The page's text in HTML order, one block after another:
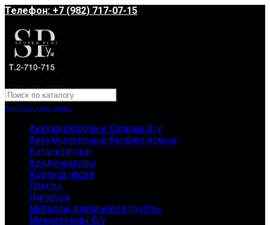
Телефон: +7 (982) 717-07-15
Выбрать категорию
Аккумуляторные батареи б/у
Аккумуляторные батареи новые
Катализаторы
Конденсаторы
Корпуса часов
Лампы
Лигатура
Металлы платиновой группы
Микросхемы б/у